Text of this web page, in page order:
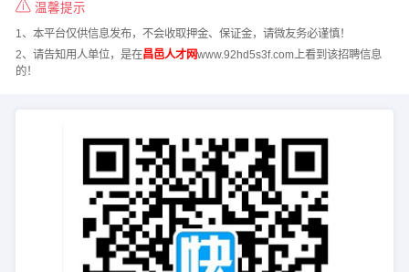
温馨提示
1、本平台仅供信息发布，不会收取押金、保证金，请微友务必谨慎！
2、请告知用人单位，是在昌邑人才网www.92hd5s3f.com上看到该招聘信息
的！